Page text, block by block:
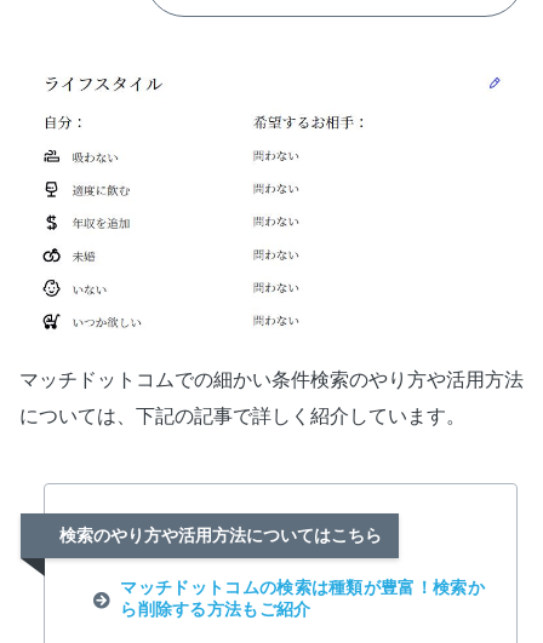
マッチドットコムでの細かい条件検索のやり方や活用方法
については、下記の記事で詳しく紹介しています。
検索のやり方や活用方法についてはこちら
マッチドットコムの検索は種類が豊富！検索か
ら削除する方法もご紹介